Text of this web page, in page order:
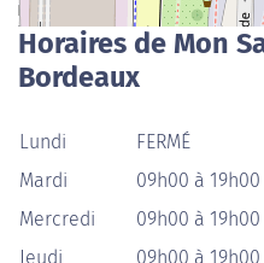
Horaires de Mon
Bordeaux
Lundi
FERMÉ
Mardi
09h00 à 19h00
Mercredi
09h00 à 19h00
Jeudi
09h00 à 19h00